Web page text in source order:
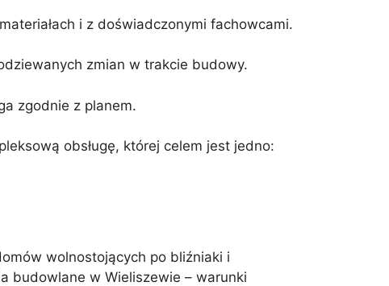
i z doświadczonymi fachowcami.
zmian w trakcie budowy.
zgodnie z planem.
obsługę, której celem jest jedno:
wolnostojących po bliźniaki i
budowlane w Wieliszewie – warunki